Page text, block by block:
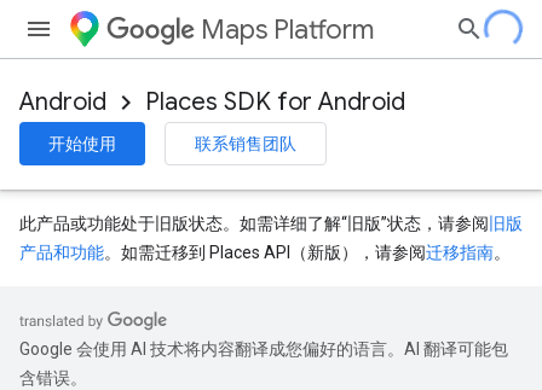
Maps Platform
Android Places SDK for Android
开始使用 联系销售团队
此产品或功能处于旧版状态。如需详细了解“旧版”状态，请参阅 旧版
产品和功能。如需迁移到 Places API（新版），请参阅迁移指南。
Google 会使用 AI 技术将内容翻译成您偏好的语言。AI 翻译可能包
含错误。